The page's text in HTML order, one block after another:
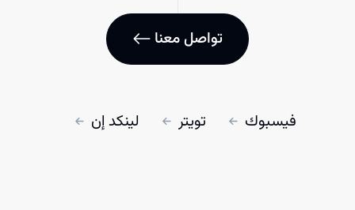
تواصل معنا
فيسبوك تويتر لينكد إن